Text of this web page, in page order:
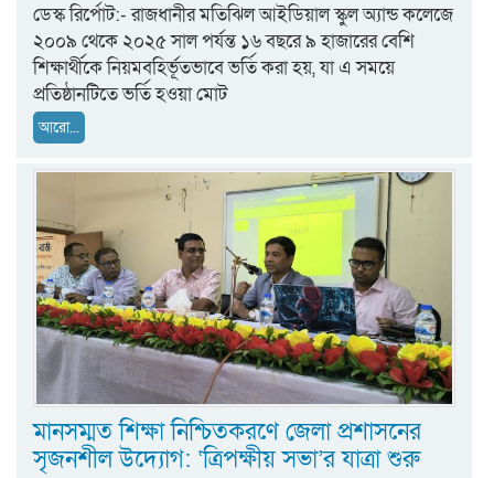
ডেস্ক রির্পোট:- রাজধানীর মতিঝিল আইডিয়াল স্কুল অ্যান্ড কলেজে
২০০৯ থেকে ২০২৫ সাল পর্যন্ত ১৬ বছরে ৯ হাজারের বেশি
শিক্ষার্থীকে নিয়মবহির্ভূতভাবে ভর্তি করা হয়, যা এ সময়ে
প্রতিষ্ঠানটিতে ভর্তি হওয়া মোট
আরো...
মানসম্মত শিক্ষা নিশ্চিতকরণে জেলা প্রশাসনের
সৃজনশীল উদ্যোগ: ‘ত্রিপক্ষীয় সভা’র যাত্রা শুরু